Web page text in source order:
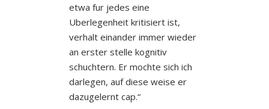
etwa fur jedes eine
Uberlegenheit kritisiert ist,
verhalt einander immer wieder
an erster stelle kognitiv
schuchtern. Er mochte sich ich
darlegen, auf diese weise er
dazugelernt cap.“